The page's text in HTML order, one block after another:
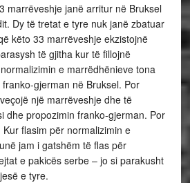
marrëveshje janë arritur në Bruksel
Dy të tretat e tyre nuk janë zbatuar
këto 33 marrëveshje ekzistojnë
të gjitha kur të fillojnë
e marrëdhënieve tona
gjerman në Bruksel. Por
një marrëveshje dhe të
dhe propozimin franko-gjerman. Por
flasim për normalizimin e
jam i gatshëm të flas për
e pakicës serbe – jo si parakusht
e tyre.